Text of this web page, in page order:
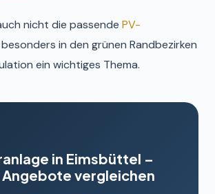
nicht die passende PV-
in den grünen Randbezirken
ein wichtiges Thema.
in Eimsbüttel –
vergleichen